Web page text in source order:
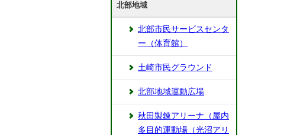
北部地域
北部市民サービスセンタ
ー（体育館）
土崎市民グラウンド
北部地域運動広場
秋田製錬アリーナ（屋内
多目的運動場（光沼アリ